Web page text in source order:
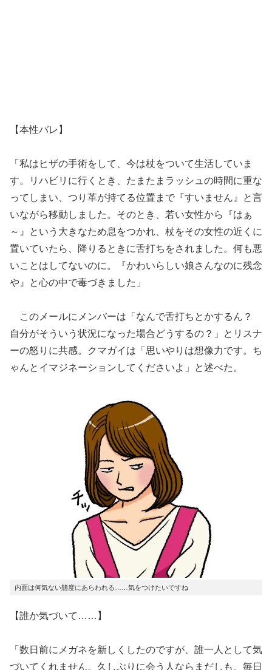
【本性バレ】
「私はヒザの手術をして、今は杖をついて生活していま
す。リハビリに行くとき、たまたまラッシュの時間に重な
ってしまい、つり革が持てる位置まで『すいません』と言
いながら移動しました。そのとき、若い女性から『はぁ
～』という大きなため息をつかれ、杖をその女性の近くに
置いていたら、降りるときに舌打ちをされました。何も悪
いことはしてないのに。『かわいらしい娘さんなのに残念
や』と心の中で毒づきました」
このメールにメンバーは「なんで舌打ちとかするん？
自分がそういう状況になった場合どうするの？」とリスナ
ーの怒りに共感。クマガイは「思いやりは想像力です。ち
ゃんとイマジネーションしてくださいよ」と述べた。
内面は何気ない態度にあらわれる……気をつけたいですね
【誰か気づいて……】
「数日前にメガネを新しくしたのですが、誰一人として気
づいてくれません。久しぶりに会う人ならまだしも、毎日